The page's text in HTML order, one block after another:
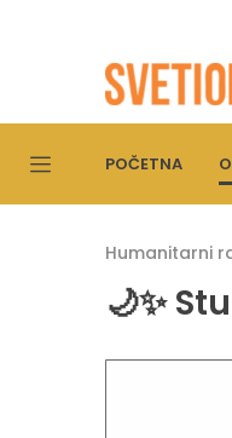
POČETNA
Humanitarni
🌙✨